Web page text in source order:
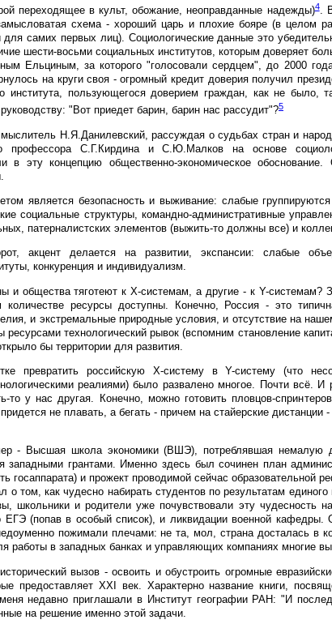
переходящее в культ, обожание, неоправданные надежды)4.
схема - хороший царь и плохие бояре (в целом
для самих первых лиц). Социологические данные это
шести-восьми социальных институтов, которым доверяет
Ельциным, за которого "голосовали сердцем", до 2000
на круги своя - огромный кредит доверия получил
института, пользующегося доверием граждан, как не
"Вот приедет барин, барин нас рассудит"?5
Н.Я.Данилевский, рассуждая о судьбах стран и
С.Г.Кирдина и С.Ю.Малков на основе
в эту концепцию общественно-экономическое
является безопасность и выживание: слабые
социальные структуры, командно-административные
патерналистских элементов (выжить-то должны все) и
акцент делается на развитии, экспансии: слабые
конкуренция и индивидуализм.
и общества тяготеют к Х-системам, а другие - к Y-системам?
ресурсы доступны. Конечно, Россия - это
и экстремальные природные условия, и отсутствие на
ресурсами технологический рывок (вспомним становление
бы территории для развития.
превратить российскую Х-систему в Y-систему (что
реалиями) было развалено многое. Почти всё. И
то у нас другая. Конечно, можно готовить пловцов-
не плавать, а бегать - причем на стайерские
- Высшая школа экономики (ВШЭ), потреблявшая немалую
западными грантами. Именно здесь был сочинен план
госаппарата) и прожект проводимой сейчас
о том, как чудесно набирать студентов по результатам
школьники и родители уже почувствовали эту чудесность
ЕГЭ (попав в особый список), и ликвидации военной кафедры.
пожимали плечами: не та, мол, страна досталась в
работы в западных банках и управляющих компаниях многие
вызов - освоить и обустроить огромные
предоставляет XXI век. Характерно название книги,
недавно приглашали в Институт географии РАН: "И
на решение именно этой задачи.